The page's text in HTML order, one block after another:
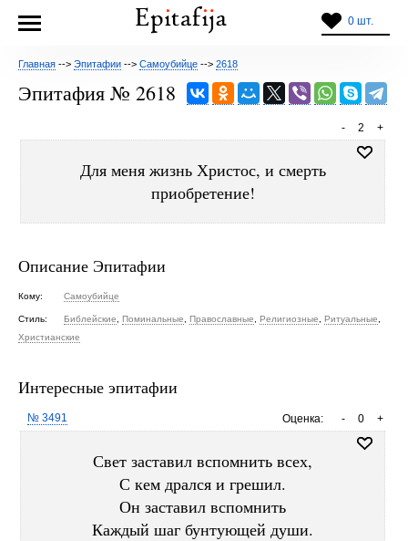
0 шт.
Главная --> Эпитафии --> Самоубийце --> 2618
Эпитафия № 2618
+
2
-
Для меня жизнь Христос, и смерть
приобретение!
Описание Эпитафии
Кому: Самоубийце
Стиль: Библейские Поминальные Православные Религиозные Ритуальные
Христианские
Интересные эпитафии
Оценка: +
0
-
№ 3491
Свет заставил вспомнить всех,
С кем дрался и грешил.
Он заставил вспомнить
Каждый шаг бунтующей души.